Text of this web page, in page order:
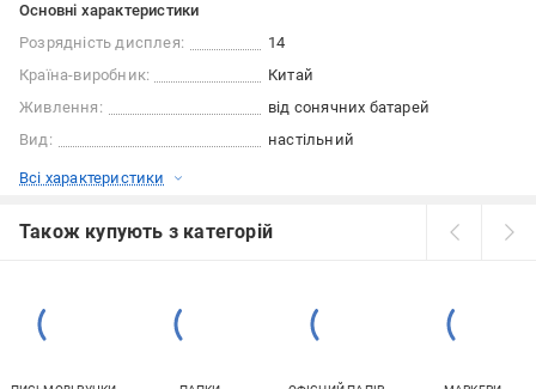
Основні характеристики
Розрядність дисплея:
14
Країна-виробник:
Китай
Живлення:
від сонячних батарей
Вид:
настільний
Всі характеристики
Також купують з категорій